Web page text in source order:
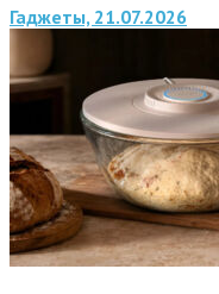
Гаджеты, 21.07.2026